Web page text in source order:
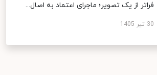
فراتر از یک تصویر؛ ماجرای اعتماد به اصال...
30 تیر 1405